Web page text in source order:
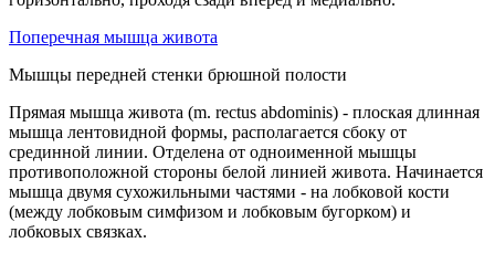
Поперечная мышца живота
Мышцы передней стенки брюшной полости
Прямая мышца живота (m. rectus abdominis) - плоская длинная
мышца лентовидной формы, располагается сбоку от
срединной линии. Отделена от одноименной мышцы
противоположной стороны белой линией живота. Начинается
мышца двумя сухожильными частями - на лобковой кости
(между лобковым симфизом и лобковым бугорком) и
лобковых связках.